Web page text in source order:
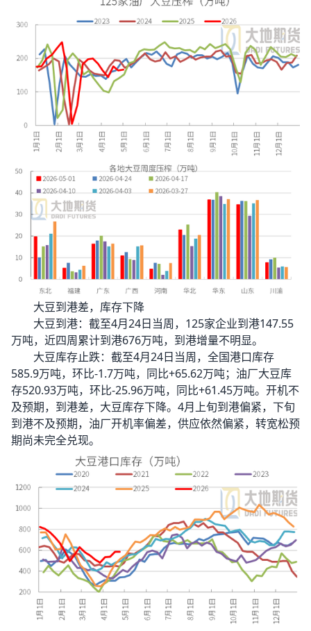
大豆到港差，库存下降
大豆到港：截至4月24日当周，125家企业到港147.55
万吨，近四周累计到港676万吨，到港增量不明显。
大豆库存止跌：截至4月24日当周，全国港口库存
585.9万吨，环比-1.7万吨，同比+65.62万吨；油厂大豆库
存520.93万吨，环比-25.96万吨，同比+61.45万吨。开机不
及预期，到港差，大豆库存下降。4月上旬到港偏紧，下旬
到港不及预期，油厂开机率偏差，供应依然偏紧，转宽松预
期尚未完全兑现。